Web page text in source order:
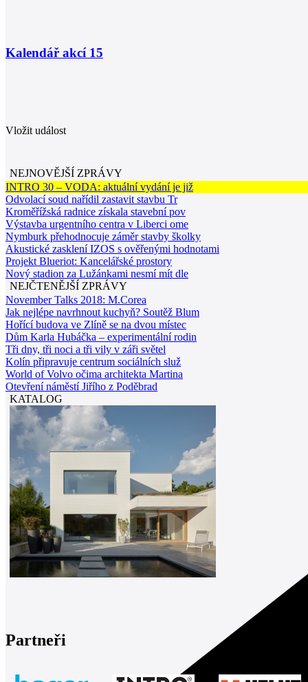
Kalendář akcí 15
Vložit událost
NEJNOVĚJŠÍ ZPRÁVY
INTRO 30 – VODA: aktuální vydání je již
Odvolací soud nařídil zastavit stavbu Tr
Kroměřížská radnice získala stavební pov
Výstavba urgentního centra v Liberci ome
Nymburk přehodnocuje záměr stavby školky
Akustické zasklení IZOS s ověřenými hodnotami
Projekt Blueriot: Kancelářské prostory
Nový stadion za Lužánkami nesmí mít dle
NEJČTENĚJŠÍ ZPRÁVY
November Talks 2018: M.Corea
Jak nejlépe navrhnout kuchyň? Soutěž Blum
Hořící budova ve Zlíně se na dvou místec
Dům Karla Hubáčka – experimentální rodin
Tři dny, tři noci a tři vily v záři světel
Kolín připravuje centrum sociálních služ
World of Volvo očima architekta Martina
Otevření náměstí Jiřího z Poděbrad
KATALOG
Partneři